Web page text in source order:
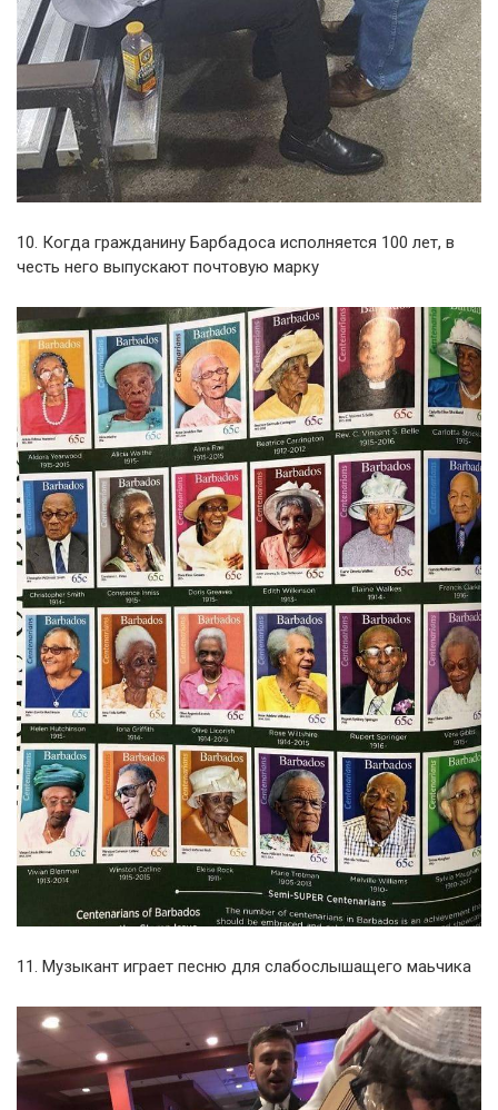
10. Когда гражданину Барбадоса исполняется 100 лет, в
честь него выпускают почтовую марку
11. Музыкант играет песню для слабослышащего маьчика